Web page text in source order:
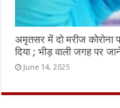
अमृतसर में दो मरीज कोरोना
दिया ; भीड़ वाली जगह पर
June 14, 2025